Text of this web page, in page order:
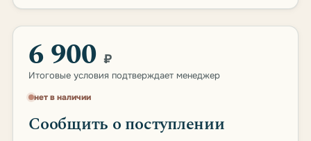
6 900 ₽
Итоговые условия подтверждает менеджер
нет в наличии
Сообщить о поступлении